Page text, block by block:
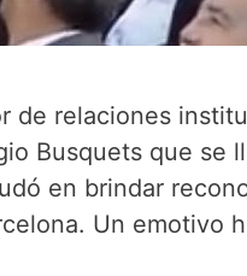
de relaciones
Busquets que se
en brindar
Un emotivo